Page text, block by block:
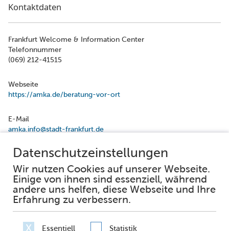
Kontaktdaten
Frankfurt Welcome & Information Center
Telefonnummer
(069) 212-41515
Webseite
https://amka.de/beratung-vor-ort
E-Mail
amka.info@stadt-frankfurt.de
Facebook
Instagram
Impressum Datenschutz